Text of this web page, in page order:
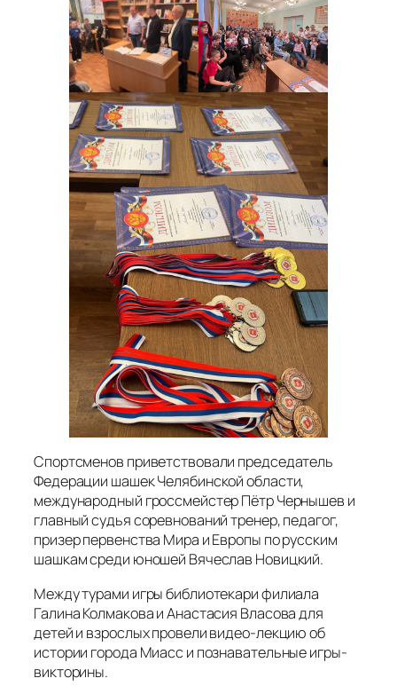
Спортсменов приветствовали председатель
Федерации шашек Челябинской области,
международный гроссмейстер Пётр Чернышев и
главный судья соревнований тренер, педагог,
призер первенства Мира и Европы по русским
шашкам среди юношей Вячеслав Новицкий.
Между турами игры библиотекари филиала
Галина Колмакова и Анастасия Власова для
детей и взрослых провели видео-лекцию об
истории города Миасс и познавательные игры-
викторины.